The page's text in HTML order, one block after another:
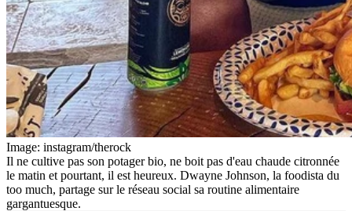
Image: instagram/therock
Il ne cultive pas son potager bio, ne boit pas d'eau chaude citronnée
le matin et pourtant, il est heureux. Dwayne Johnson, la foodista du
too much, partage sur le réseau social sa routine alimentaire
gargantuesque.